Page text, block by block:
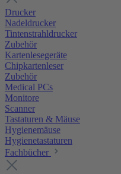
Drucker
Nadeldrucker
Tintenstrahldrucker
Zubehör
Kartenlesegeräte
Chipkartenleser
Zubehör
Medical PCs
Monitore
Scanner
Tastaturen & Mäuse
Hygienemäuse
Hygienetastaturen
Fachbücher